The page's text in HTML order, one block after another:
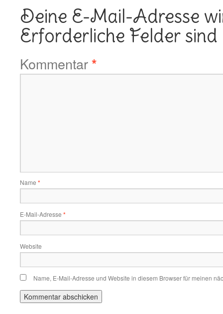
Deine E-Mail-Adresse
Erforderliche Felder
Kommentar*
Name *
E-Mail-Adresse *
Website
Name, E-Mail-Adresse und Website in diesem Browser für meinen